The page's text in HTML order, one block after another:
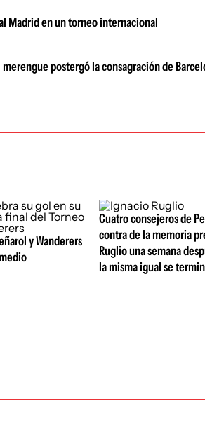
Madrid en un torneo internacional
postergó la consagración de
y Wanderers
Cuatro consejeros de
contra de la memoria
Ruglio una semana
la misma igual se